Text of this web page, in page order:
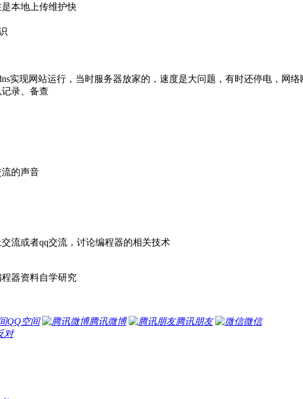
本地上传维护快
实现网站运行，当时服务器放家的，速度是大问题，有时还停电，网
录、备查
的声音
流或者qq交流，讨论编程器的相关技术
器资料自学研究
QQ空间 腾讯微博 腾讯朋友
微信
对